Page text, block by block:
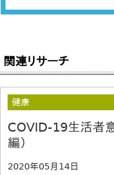
関連リサーチ
健康
COVID-19生活者
編）
2020年05月14日